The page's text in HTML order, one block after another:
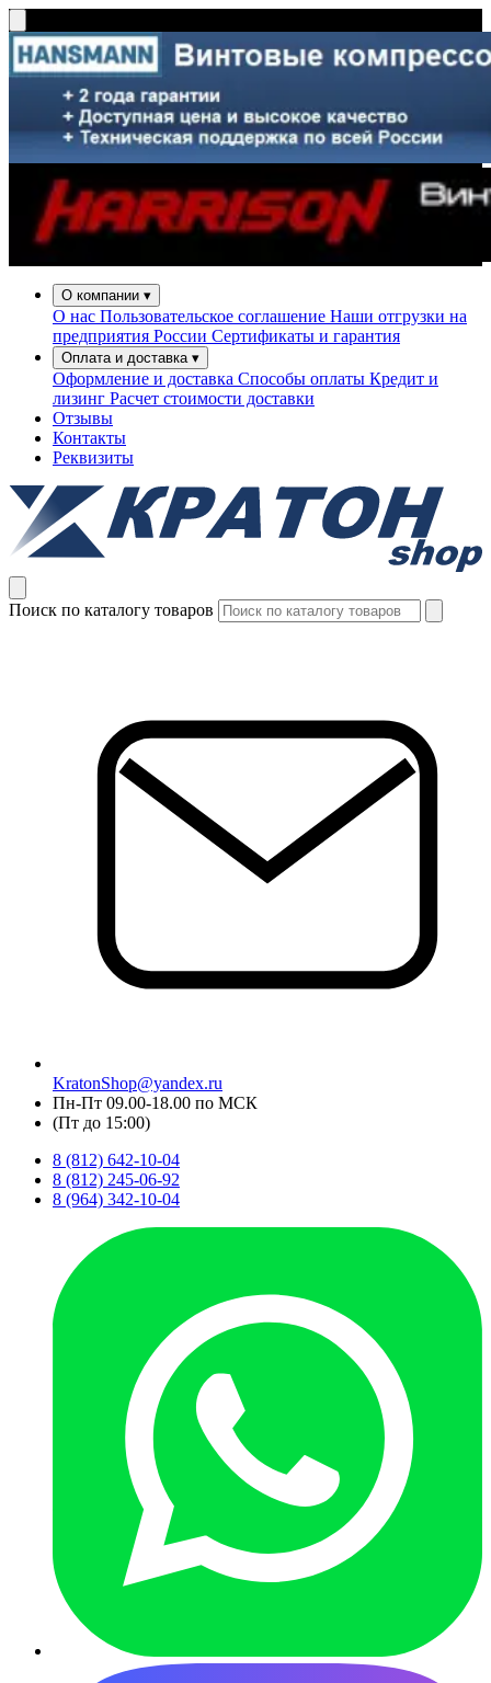
О компании ▾
О нас Пользовательское соглашение Наши отгрузки на
предприятия России Сертификаты и гарантия
Оплата и доставка ▾
Оформление и доставка Способы оплаты Кредит и
лизинг Расчет стоимости доставки
Отзывы
Контакты
Реквизиты
Поиск по каталогу товаров
KratonShop@yandex.ru
Пн-Пт 09.00-18.00 по МСК
(Пт до 15:00)
8 (812) 642-10-04
8 (812) 245-06-92
8 (964) 342-10-04